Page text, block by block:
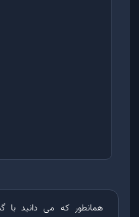
همانطور که می دانید با